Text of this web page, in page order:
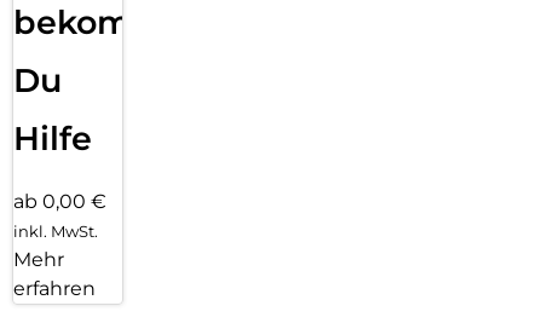
bekommst
Du
Hilfe
ab 0,00 €
inkl. MwSt.
Mehr
erfahren